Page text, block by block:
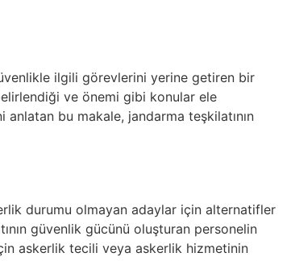
ilgili görevlerini yerine getiren bir
ve önemi gibi konular ele
bu makale, jandarma teşkilatının
durumu olmayan adaylar için alternatifler
güvenlik gücünü oluşturan personelin
askerlik tecili veya askerlik hizmetinin